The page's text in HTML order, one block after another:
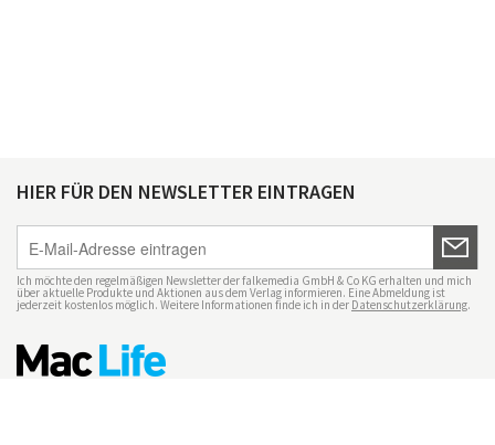
HIER FÜR DEN NEWSLETTER EINTRAGEN
Ich möchte den regelmäßigen Newsletter der falkemedia GmbH & Co KG erhalten und mich
über aktuelle Produkte und Aktionen aus dem Verlag informieren. Eine Abmeldung ist
jederzeit kostenlos möglich. Weitere Informationen finde ich in der Datenschutzerklärung.